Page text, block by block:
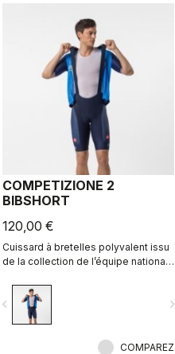
COMPETIZIONE 2
BIBSHORT
120,00 €
Cuissard à bretelles polyvalent issu
de la collection de l’équipe nationale
navigate_next
COMPAREZ